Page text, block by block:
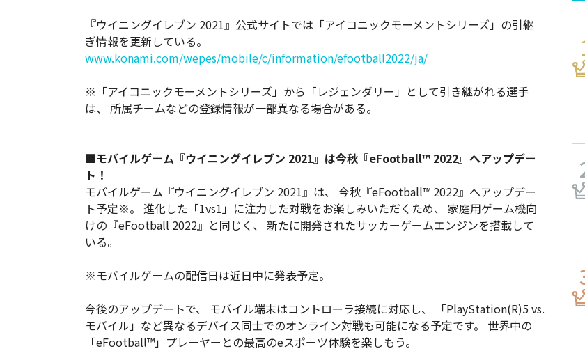
『ウイニングイレブン 2021』公式サイトでは「アイコニックモーメントシリーズ」の引継
ぎ情報を更新している。
www.konami.com/wepes/mobile/c/information/efootball2022/ja/
※「アイコニックモーメントシリーズ」から「レジェンダリー」として引き継がれる選手
は、 所属チームなどの登録情報が一部異なる場合がある。
■モバイルゲーム『ウイニングイレブン 2021』は今秋『eFootball™ 2022』へアップデー
ト！
モバイルゲーム『ウイニングイレブン 2021』は、 今秋『eFootball™ 2022』へアップデー
ト予定※。 進化した「1vs1」に注力した対戦をお楽しみいただくため、 家庭用ゲーム機向
けの『eFootball 2022』と同じく、 新たに開発されたサッカーゲームエンジンを搭載して
いる。
※モバイルゲームの配信日は近日中に発表予定。
今後のアップデートで、 モバイル端末はコントローラ接続に対応し、 「PlayStation(R)5 vs.
モバイル」など異なるデバイス同士でのオンライン対戦も可能になる予定です。 世界中の
「eFootball™」プレーヤーとの最高のeスポーツ体験を楽しもう。